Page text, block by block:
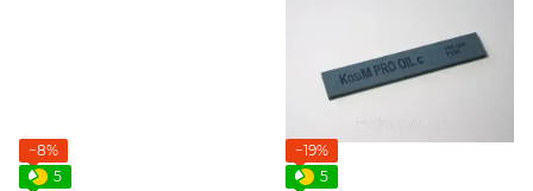
−8%
5
−19%
5